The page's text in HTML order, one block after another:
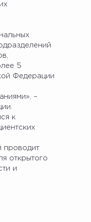
5
Федерации
–
к
проводит
открытого
и